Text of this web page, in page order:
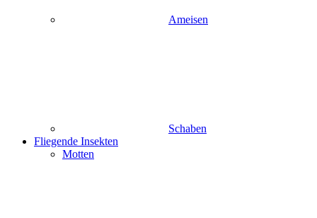
Ameisen
Schaben
Fliegende Insekten
Motten